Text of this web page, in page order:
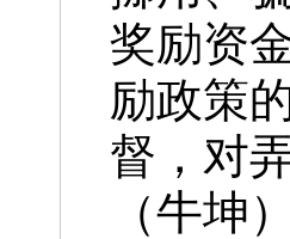
奖励资
励政策
督，对
（牛坤）